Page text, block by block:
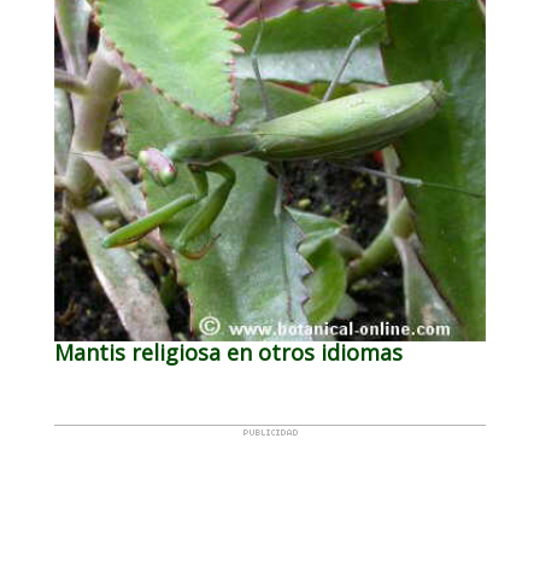
Mantis religiosa en otros idiomas